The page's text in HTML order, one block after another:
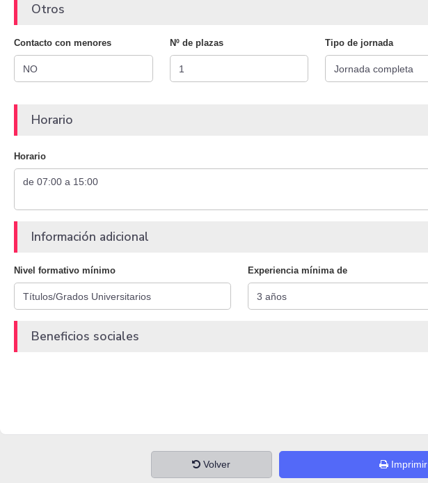
Otros
Contacto con menores Nº de plazas Tipo de jornada
Horario
Horario
Información adicional
Nivel formativo mínimo Experiencia mínima de
Beneficios sociales
Volver Imprimir